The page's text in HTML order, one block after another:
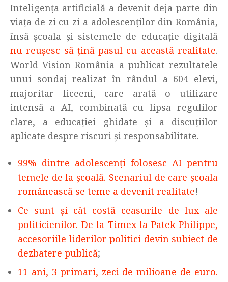
Inteligența artificială a devenit deja parte din
viața de zi cu zi a adolescenților din România,
însă școala și sistemele de educație digitală
nu reușesc să țină pasul cu această realitate.
World Vision România a publicat rezultatele
unui sondaj realizat în rândul a 604 elevi,
majoritar liceeni, care arată o utilizare
intensă a AI, combinată cu lipsa regulilor
clare, a educației ghidate și a discuțiilor
aplicate despre riscuri și responsabilitate.
99% dintre adolescenți folosesc AI pentru
temele de la școală. Scenariul de care școala
românească se teme a devenit realitate!
Ce sunt și cât costă ceasurile de lux ale
politicienilor. De la Timex la Patek Philippe,
accesoriile liderilor politici devin subiect de
dezbatere publică;
11 ani, 3 primari, zeci de milioane de euro.